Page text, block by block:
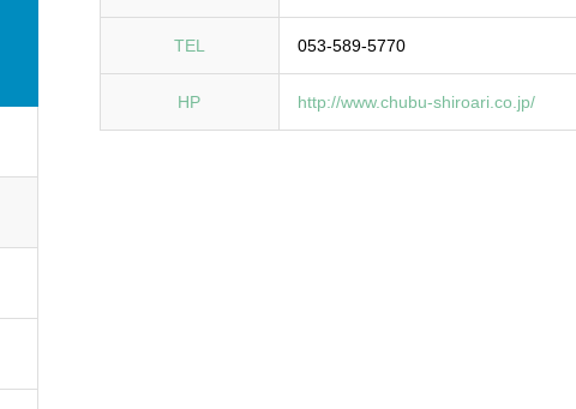
TEL 053-589-5770
HP http://www.chubu-shiroari.co.jp/